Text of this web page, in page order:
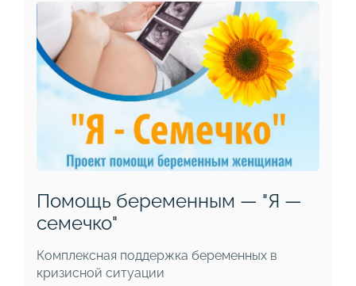
Помощь беременным — "Я —
семечко"
Комплексная поддержка беременных в
кризисной ситуации